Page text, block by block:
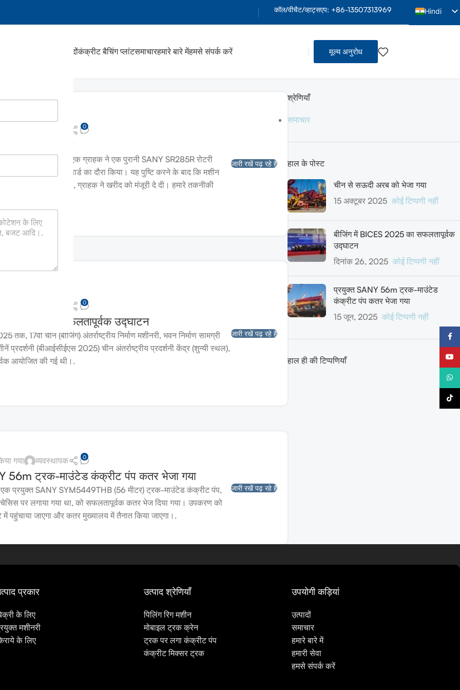
कॉल/वीचैट/व्हाट्सएप: +86-13507313969
Hindi
English
Urdu
उत्पादोंकंक्रीट बैचिंग प्लांटसमाचारहमारे बारे मेंहमसे संपर्क करें मूल्य अनुरोध
0
को भेजा गया
हमारे सऊदी अरब के एक ग्राहक ने एक पुरानी SANY SR285R रोटरी
करने के लिए हमारे यार्ड का दौरा किया। यह पुष्टि करने के बाद कि मशीन
को पूरा करती है, ग्राहक ने खरीद को मंजूरी दे दी। हमारे तकनीकी
जारी रखें पढ़ रहे हैं
0
2025 का सफलतापूर्वक उद्घाटन
तक, 17वीं चीन (बीजिंग) अंतर्राष्ट्रीय निर्माण मशीनरी, भवन निर्माण सामग्री
प्रदर्शनी (बीआईसीईएस 2025) चीन अंतर्राष्ट्रीय प्रदर्शनी केंद्र (शुन्यी स्थल),
आयोजित की गई थी।.
जारी रखें पढ़ रहे हैं
गया व्यवस्थापक 0
56m ट्रक-माउंटेड कंक्रीट पंप कतर भेजा गया
प्रयुक्त SANY SYM5449THB (56 मीटर) ट्रक-माउंटेड कंक्रीट पंप,
पर लगाया गया था, को सफलतापूर्वक कतर भेज दिया गया। उपकरण को
में पहुंचाया जाएगा और कतर मुख्यालय में तैनात किया जाएगा।.
जारी रखें पढ़ रहे हैं
श्रेणियाँ
समाचार
हाल के पोस्ट
चीन से सऊदी अरब को भेजा गया
15 अक्टूबर 2025 कोई टिप्पणी नहीं
बीजिंग में BICES 2025 का सफलतापूर्वक
उद्घाटन
दिनांक 26, 2025 कोई टिप्पणी नहीं
प्रयुक्त SANY 56m ट्रक-माउंटेड
कंक्रीट पंप कतर भेजा गया
15 जून, 2025 कोई टिप्पणी नहीं
हाल ही की टिप्पणियाँ
प्रकार
के लिए
मशीनरी
के लिए
उत्पाद श्रेणियाँ
पिलिंग रिग मशीन
मोबाइल ट्रक क्रेन
ट्रक पर लगा कंक्रीट पंप
कंक्रीट मिक्सर ट्रक
उपयोगी कड़ियां
उत्पादों
समाचार
हमारे बारे में
हमारी सेवा
हमसे संपर्क करें
फेसबुक
यूट्यूब